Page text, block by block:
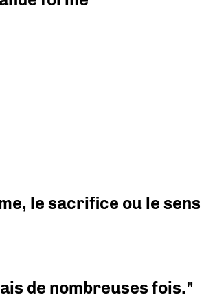
le sacrifice ou le sens
de nombreuses fois."